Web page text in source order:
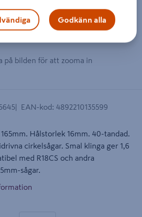
på bilden för att zooma in
EAN-kod: 4892210135599
Hålstorlek 16mm. 40-tandad.
cirkelsågar. Smal klinga ger 1,6
med R18CS och andra
sågar.
Godkänn alla